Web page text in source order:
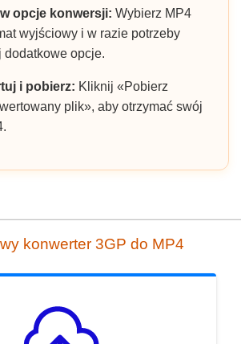
opcje konwersji: Wybierz MP4
wyjściowy i w razie potrzeby
dodatkowe opcje.
i pobierz: Kliknij «Pobierz
plik», aby otrzymać swój
konwerter 3GP do MP4